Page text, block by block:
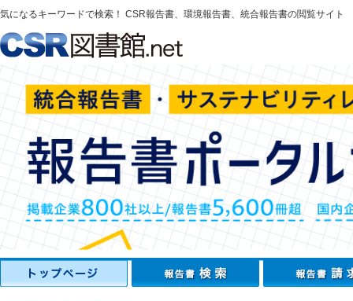
気になるキーワードで検索！ CSR報告書、環境報告書、統合報告書の閲覧サイト